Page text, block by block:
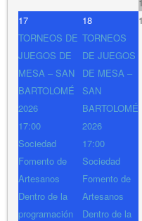
17
TORNEOS DE
JUEGOS DE
MESA – SAN
BARTOLOMÉ
2026
17:00
Sociedad
Fomento de
Artesanos
Dentro de la
programación
18
TORNEOS
DE JUEGOS
DE MESA –
SAN
BARTOLOMÉ
2026
17:00
Sociedad
Fomento de
Artesanos
Dentro de la